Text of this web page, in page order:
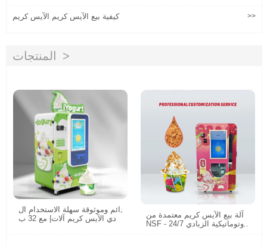
كيفية بيع الآيس كريم الآيس كريم >>
المنتجات
دائم وموثوقة سهلة الاستخدام ال
زبادي الآيس كريم آلات| مع 32 ب
آلة بيع الآيس كريم معتمدة من
NSF - 24/7 أوتوماتيكية الزبادي